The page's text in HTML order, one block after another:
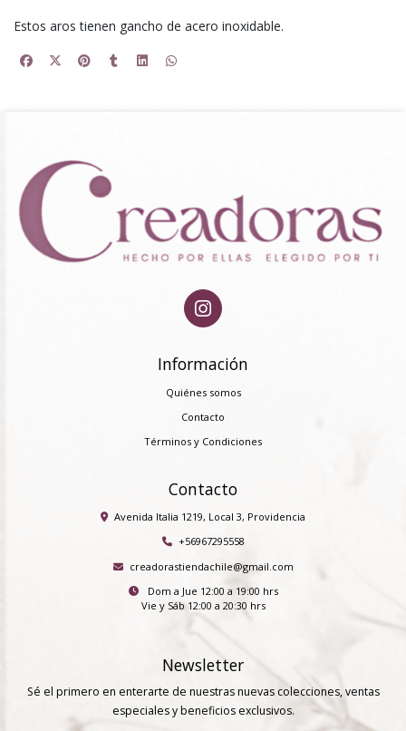
Estos aros tienen gancho de acero inoxidable.
Información
Quiénes somos
Contacto
Términos y Condiciones
Contacto
Avenida Italia 1219, Local 3, Providencia
+56967295558
creadorastiendachile@gmail.com
Dom a Jue 12:00 a 19:00 hrs
Vie y Sáb 12:00 a 20:30 hrs
Newsletter
Sé el primero en enterarte de nuestras nuevas colecciones, ventas
especiales y beneficios exclusivos.